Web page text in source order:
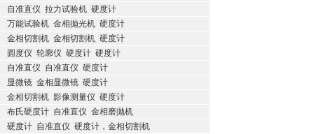
自准直仪 拉力试验机 硬度计
万能试验机 金相抛光机 硬度计
金相切割机 金相切割机 硬度计
圆度仪 轮廓仪 硬度计 硬度计
自准直仪 自准直仪 硬度计
显微镜 金相显微镜 硬度计
金相切割机 影像测量仪 硬度计
布氏硬度计 自准直仪 金相磨抛机
硬度计 自准直仪 硬度计，金相切割机